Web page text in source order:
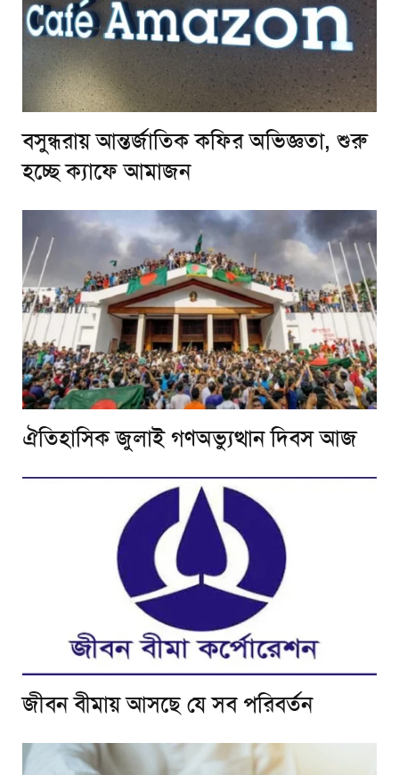
বসুন্ধরায় আন্তর্জাতিক কফির অভিজ্ঞতা, শুরু
হচ্ছে ক্যাফে আমাজন
ঐতিহাসিক জুলাই গণঅভ্যুত্থান দিবস আজ
জীবন বীমায় আসছে যে সব পরিবর্তন